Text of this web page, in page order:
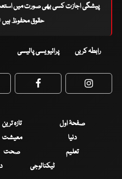
پیشگی اجازت کسی بھی صورت میں
حقوق محفوظ ہیں ©
رابطہ کریں پرائیویسی پالیسی
Facebook
صفحۂ اول تازہ ترین
دنیا
معیشت
تعلیم
صحت
ٹیکنالوجی